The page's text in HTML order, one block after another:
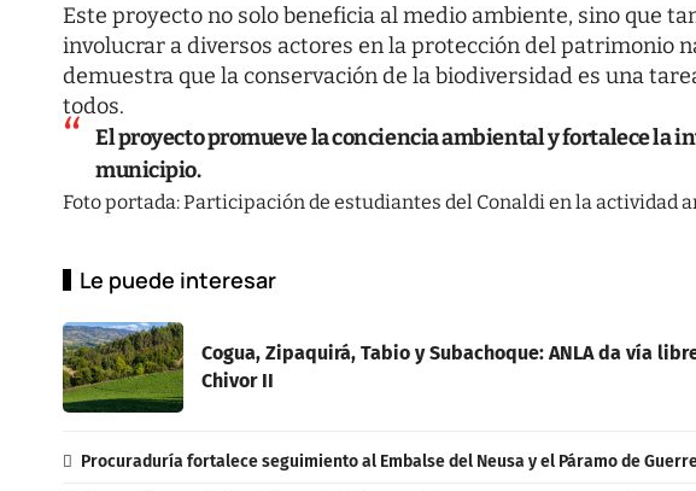
Este proyecto no solo beneficia al medio ambiente, sino que
involucrar a diversos actores en la protección del patrimonio
demuestra que la conservación de la biodiversidad es una
todos.
El proyecto promueve la conciencia ambiental y fortalece la
municipio.
Foto portada: Participación de estudiantes del Conaldi en la actividad
Le puede interesar
Cogua, Zipaquirá, Tabio y Subachoque: ANLA da vía
Chivor II
Procuraduría fortalece seguimiento al Embalse del Neusa y el Páramo de